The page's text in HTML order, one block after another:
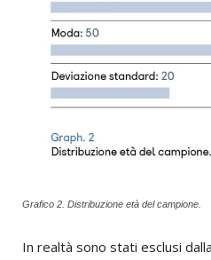
Grafico 2. Distribuzione età del campione.
In realtà sono stati esclusi